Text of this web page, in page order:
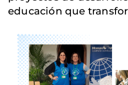
educación que
Imagen